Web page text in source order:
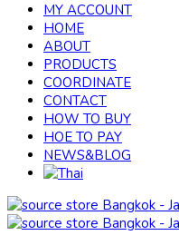
MY ACCOUNT
HOME
ABOUT
PRODUCTS
COORDINATE
CONTACT
HOW TO BUY
HOE TO PAY
NEWS&BLOG